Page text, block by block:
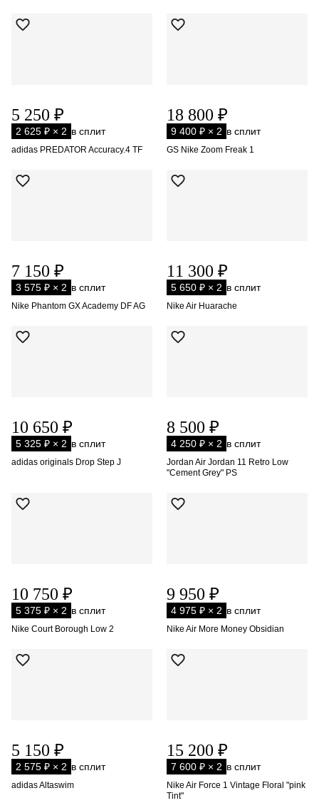
5 250 ₽
2 625 ₽ × 2 в сплит
adidas PREDATOR Accuracy.4 TF
18 800 ₽
9 400 ₽ × 2 в сплит
GS Nike Zoom Freak 1
7 150 ₽
3 575 ₽ × 2 в сплит
Nike Phantom GX Academy DF AG
11 300 ₽
5 650 ₽ × 2 в сплит
Nike Air Huarache
10 650 ₽
5 325 ₽ × 2 в сплит
adidas originals Drop Step J
8 500 ₽
4 250 ₽ × 2 в сплит
Jordan Air Jordan 11 Retro Low
"Cement Grey" PS
10 750 ₽
5 375 ₽ × 2 в сплит
Nike Court Borough Low 2
9 950 ₽
4 975 ₽ × 2 в сплит
Nike Air More Money Obsidian
5 150 ₽
2 575 ₽ × 2 в сплит
adidas Altaswim
15 200 ₽
7 600 ₽ × 2 в сплит
Nike Air Force 1 Vintage Floral "pink
Tint"